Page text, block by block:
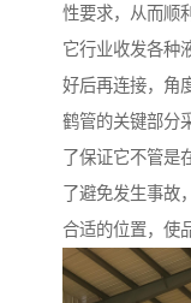
性要求，从而顺
它行业收发各种
好后再连接，角
鹤管的关键部分
了保证它不管是
了避免发生事故
合适的位置，使